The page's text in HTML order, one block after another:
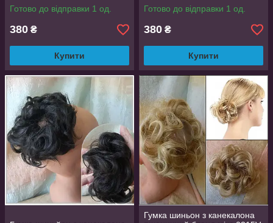
Готово до відправки 1 од.
380 ₴
Купити
Готово до відправки 1 од.
380 ₴
Купити
Гумка шиньон з канекалона